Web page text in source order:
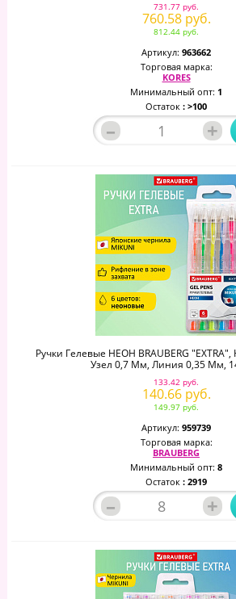
731.77 руб.
760.58 руб.
812.44 руб.
Артикул: 963662
Торговая марка:
KORES
Минимальный опт: 1
Остаток : >100
– +
Ручки Гелевые НЕОН BRAUBERG
Узел 0,7 Мм, Линия 0,35 Мм,
133.42 руб.
140.66 руб.
149.97 руб.
Артикул: 959739
Торговая марка:
BRAUBERG
Минимальный опт: 8
Остаток : 2919
– +